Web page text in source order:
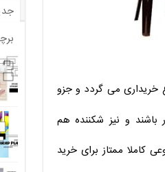
خریداری می گردد و جزو
باشند و نیز شکننده هم
کاملا ممتاز برای خرید